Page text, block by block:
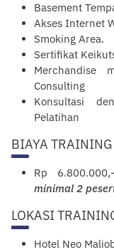
Basement
Akses Internet
Smoking Area.
Sertifikat
Consulting
Konsultasi
Pelatihan
BIAYA TRAINING
Rp
minimal 2
LOKASI
Hotel Neo